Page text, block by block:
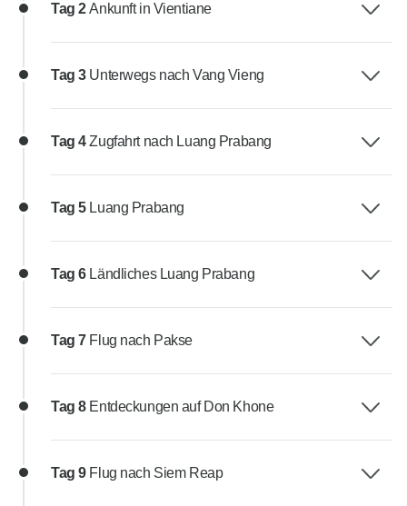
Tag 2Ankunft in Vientiane
Tag 3 Unterwegs nach Vang Vieng
Tag 4Zugfahrt nach Luang Prabang
Tag 5 Luang Prabang
Tag 6 Ländliches Luang Prabang
Tag 7 Flug nach Pakse
Tag 8 Entdeckungen auf Don Khone
Tag 9 Flug nach Siem Reap